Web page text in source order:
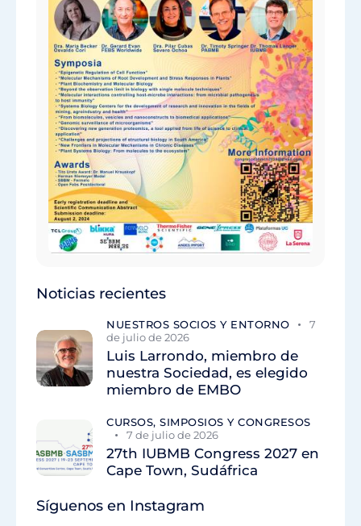
Noticias recientes
NUESTROS SOCIOS Y ENTORNO
7
de julio de 2026
Luis Larrondo, miembro de
nuestra Sociedad, es elegido
miembro de EMBO
CURSOS, SIMPOSIOS Y CONGRESOS
7 de julio de 2026
27th IUBMB Congress 2027 en
Cape Town, Sudáfrica
Síguenos en Instagram